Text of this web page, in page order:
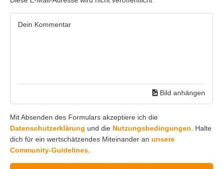
Bild anhängen
Mit Absenden des Formulars akzeptiere ich die
Datenschutzerklärung und die Nutzungsbedingungen . Halte
dich für ein wertschätzendes Miteinander an unsere
Community-Guidelines.